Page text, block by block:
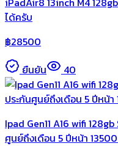
ได้ครับ
฿28500
ยืนยัน
40
Ipad Gen11 A16 wifi
ศูนย์ถึงเดือน 5 ปีหน้า